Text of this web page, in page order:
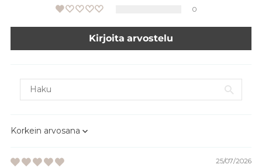
0
Kirjoita arvostelu
Sort by
25/07/2026